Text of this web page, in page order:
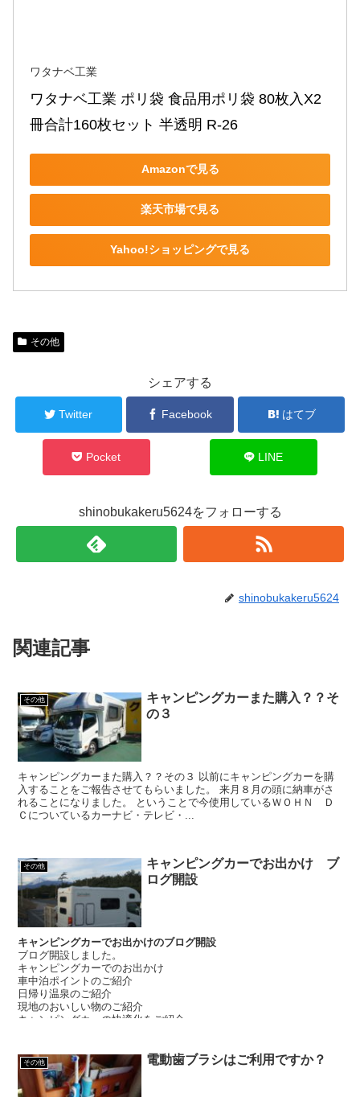
ワタナベ工業
ワタナベ工業 ポリ袋 食品用ポリ袋 80枚入X2
冊合計160枚セット 半透明 R-26
Amazonで見る
楽天市場で見る
Yahoo!ショッピングで見る
その他
シェアする
Twitter Facebook はてブ
Pocket LINE
shinobukakeru5624をフォローする
shinobukakeru5624
関連記事
その他
キャンピングカーまた購入？？そ
の３
キャンピングカーまた購入？？その３ 以前にキャンピングカーを購
入することをご報告させてもらいました。 来月８月の頭に納車がさ
れることになりました。 ということで今使用しているＷＯＨＮ Ｄ
Ｃについているカーナビ・テレビ・...
その他
キャンピングカーでお出かけ ブ
ログ開設
キャンピングカーでお出かけのブログ開設
ブログ開設しました。
キャンピングカーでのお出かけ
車中泊ポイントのご紹介
日帰り温泉のご紹介
現地のおいしい物のご紹介
キャンピングカーの快適化をご紹介
その他 電動歯ブラシはご利用ですか？